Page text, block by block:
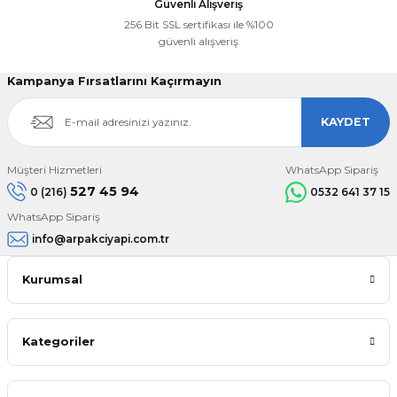
Güvenli Alışveriş
256 Bit SSL sertifikası ile %100
güvenli alışveriş
Kampanya Fırsatlarını Kaçırmayın
KAYDET
Müşteri Hizmetleri
0 (216) 527 45 94
WhatsApp Sipariş
0532 641 37 15
WhatsApp Sipariş
info@arpakciyapi.com.tr
Kurumsal
Kategoriler